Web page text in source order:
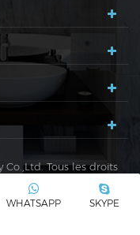
Tous les droits
confidentialité
charge SKYPE
WHATSAPP